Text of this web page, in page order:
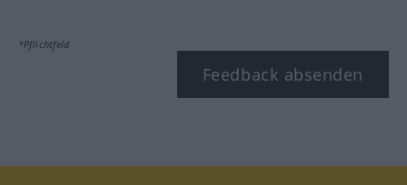
*Pflichtfeld
Feedback absenden